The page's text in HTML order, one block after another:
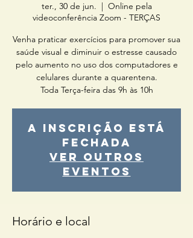
ter., 30 de jun.
  |
Online pela
videoconferência Zoom - TERÇAS
Venha praticar exercícios para promover sua
saúde visual e diminuir o estresse causado
pelo aumento no uso dos computadores e
celulares durante a quarentena.
A inscrição está
fechada
Ver outros
eventos
Horário e local